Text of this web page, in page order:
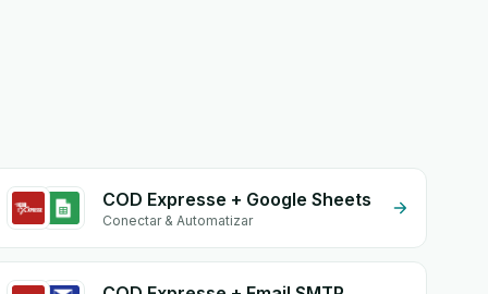
COD Expresse + Google Sheets
Conectar & Automatizar